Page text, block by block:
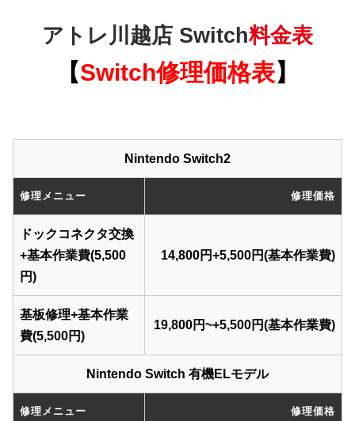
アトレ川越店 Switch料金表
【Switch修理価格表】
Nintendo Switch2
修理メニュー 修理価格
ドックコネクタ交換
+基本作業費(5,500
円)
14,800円+5,500円(基本作業費)
基板修理+基本作業
費(5,500円)
19,800円~+5,500円(基本作業費)
Nintendo Switch 有機ELモデル
修理メニュー 修理価格